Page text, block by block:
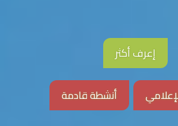
إعرف أكثر
أنشطة قادمة